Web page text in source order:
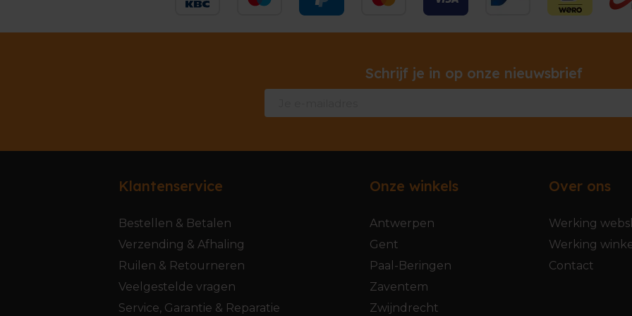
Schrijf je in op onze nieuwsbrief
Klantenservice
Bestellen & Betalen
Verzending & Afhaling
Ruilen & Retourneren
Veelgestelde vragen
Service, Garantie & Reparatie
Onze winkels
Antwerpen
Gent
Paal-Beringen
Zaventem
Zwijndrecht
Over ons
Werking
Werking
Contact